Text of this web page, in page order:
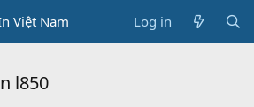
Việt Nam Log in
l850